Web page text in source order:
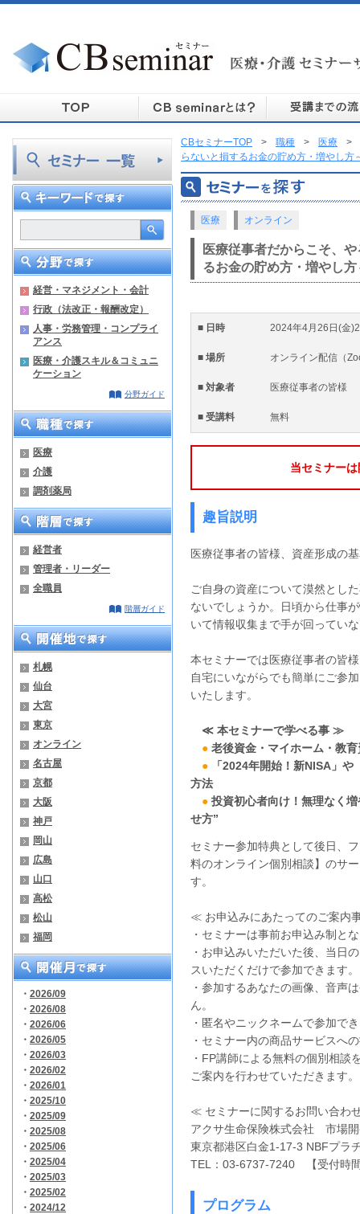
経営・マネジメント・会計
行政（法改正・報酬改定）
人事・労務管理・コンプライ
アンス
医療・介護スキル＆コミュニ
ケーション
分野ガイド
医療
介護
調剤薬局
経営者
管理者・リーダー
全職員
階層ガイド
札幌
仙台
大宮
東京
オンライン
名古屋
京都
大阪
神戸
岡山
広島
山口
高松
松山
福岡
・ 2026/09
・ 2026/08
・ 2026/06
・ 2026/05
・ 2026/03
・ 2026/02
・ 2026/01
・ 2025/10
・ 2025/09
・ 2025/08
・ 2025/06
・ 2025/04
・ 2025/03
・ 2025/02
・ 2024/12
CBセミナーTOP > 職種 > 医療
>
らないと損するお金の貯め方・増やし方
医療 オンライン
医療従事者だからこそ、
るお金の貯め方・増やし方
■ 日時 2024年4月26日(金
■ 場所 オンライン配信（
■ 対象者 医療従事者の皆様
■ 受講料 無料
当セミナー
趣旨説明
医療従事者の皆様、資産形成の
ご自身の資産について漠然とし
ないでしょうか。
日頃から仕事
いて情報収集まで手が回ってい
本セミナーでは医療従事者の皆
自宅にいながらでも簡単にご参
いたします。
≪ 本セミナーで学べる事 ≫
● 老後資金・マイホーム・教
●
「2024年開始！新NISA」
方法
● 投資初心者向け！無理なく
せ方”
セミナー参加特典として後日、
料のオンライン個別相談】のサ
す。
≪ お申込みにあたってのご案内
・セミナーは事前お申込み制と
・お申込みいただいた後、当日
スいただくだけで参加できます。
・参加するあなたの画像、音声
ん。
・匿名やニックネームで参加で
・セミナー内の商品サービスへ
・FP講師による無料の個別相談
ご案内を行わせていただきます。
≪ セミナーに関するお問い合わ
アクサ生命保険株式会社 市場
東京都港区白金1-17-3 NBFプラ
TEL：03-6737-7240 【受付時
プログラム